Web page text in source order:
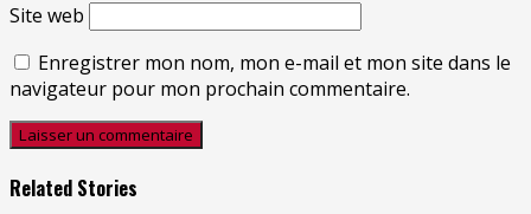
Site web
Enregistrer mon nom, mon e-mail et mon site dans le
navigateur pour mon prochain commentaire.
Related Stories